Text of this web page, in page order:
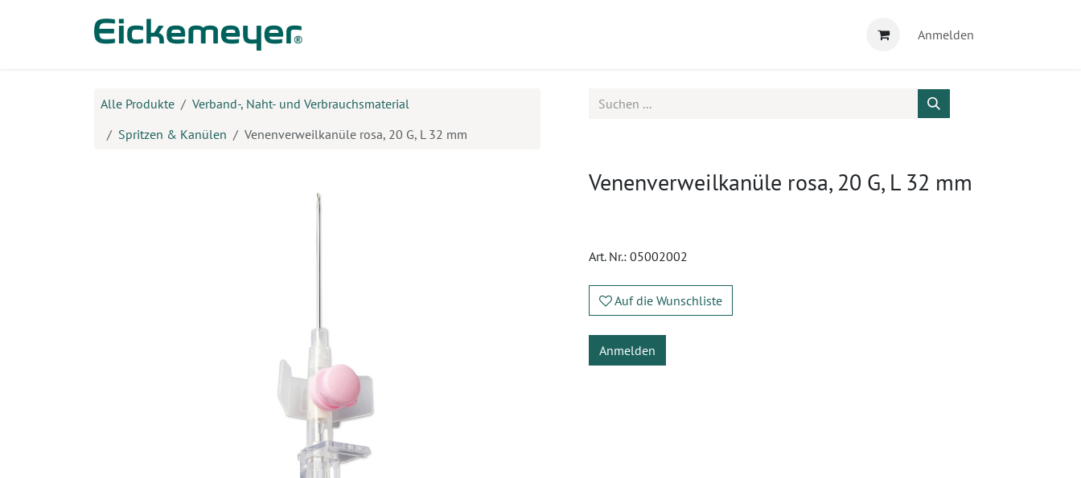
Anmelden
Alle Produkte
Verband-, Naht- und Verbrauchsmaterial
Spritzen & Kanülen
Venenverweilkanüle rosa, 20 G, L 32 mm
Venenverweilkanüle rosa, 20 G, L 32 mm
Art. Nr.: 05002002
Auf die Wunschliste
Anmelden